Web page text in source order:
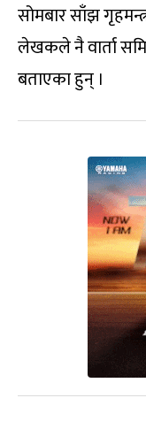
सोमबार साँझ
लेखकले नै वार्ता
बताएका हुन् ।